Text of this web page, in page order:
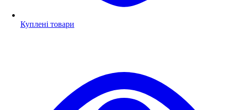
Куплені товари